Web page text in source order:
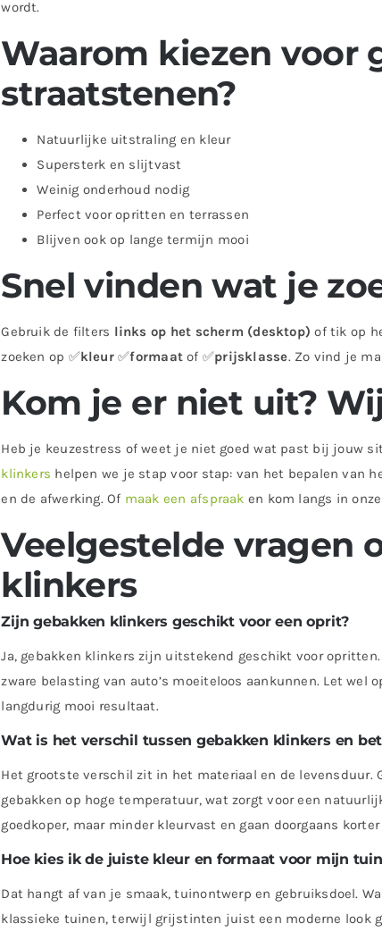
wordt.
Waarom kiezen voor
straatstenen?
Natuurlijke uitstraling en kleur
Supersterk en slijtvast
Weinig onderhoud nodig
Perfect voor opritten en terrassen
Blijven ook op lange termijn mooi
Snel vinden wat je
Gebruik de filters links op het scherm (desktop) of tik op
zoeken op ✅kleur✅formaatof ✅prijsklasse. Zo vind je
Kom je er niet uit?
Heb je keuzestress of weet je niet goed wat past bij jouw
klinkers helpen we je stap voor stap: van het bepalen van
en de afwerking. Of maak een afspraak en kom langs in
Veelgestelde vragen
klinkers
Zijn gebakken klinkers geschikt voor een oprit?
Ja, gebakken klinkers zijn uitstekend geschikt voor
zware belasting van auto’s moeiteloos aankunnen. Let wel
langdurig mooi resultaat.
Wat is het verschil tussen gebakken klinkers en
Het grootste verschil zit in het materiaal en de levensduur.
gebakken op hoge temperatuur, wat zorgt voor een
goedkoper, maar minder kleurvast en gaan doorgaans korter
Hoe kies ik de juiste kleur en formaat voor mijn
Dat hangt af van je smaak, tuinontwerp en gebruiksdoel.
klassieke tuinen, terwijl grijstinten juist een moderne look